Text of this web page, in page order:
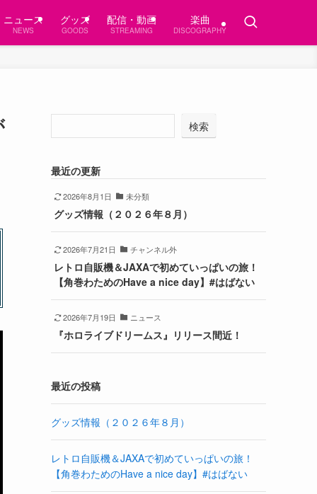
ニュース
NEWS
グッズ
GOODS
配信・動画
STREAMING
楽曲
DISCOGRAPHY
検索
最近の更新
2026年8月1日 未分類
グッズ情報（２０２６年８月）
2026年7月21日 チャンネル外
レトロ自販機＆JAXAで初めていっぱいの旅！
【角巻わためのHave a nice day】#はばない
2026年7月19日 ニュース
『ホロライブドリームス』リリース間近！
最近の投稿
グッズ情報（２０２６年８月）
レトロ自販機＆JAXAで初めていっぱいの旅！
【角巻わためのHave a nice day】#はばない